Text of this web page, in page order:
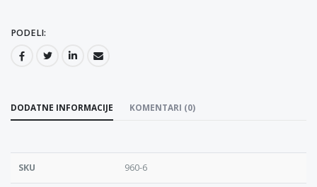
PODELI:
DODATNE INFORMACIJE KOMENTARI (0)
SKU 960-6